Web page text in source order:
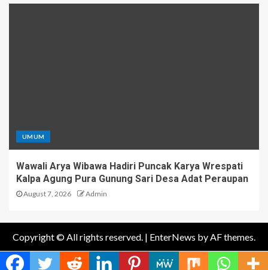
UMUM
Wawali Arya Wibawa Hadiri Puncak Karya Wrespati
Kalpa Agung Pura Gunung Sari Desa Adat Peraupan
August 7, 2026 Admin
Copyright © All rights reserved. | EnterNews by AF themes.